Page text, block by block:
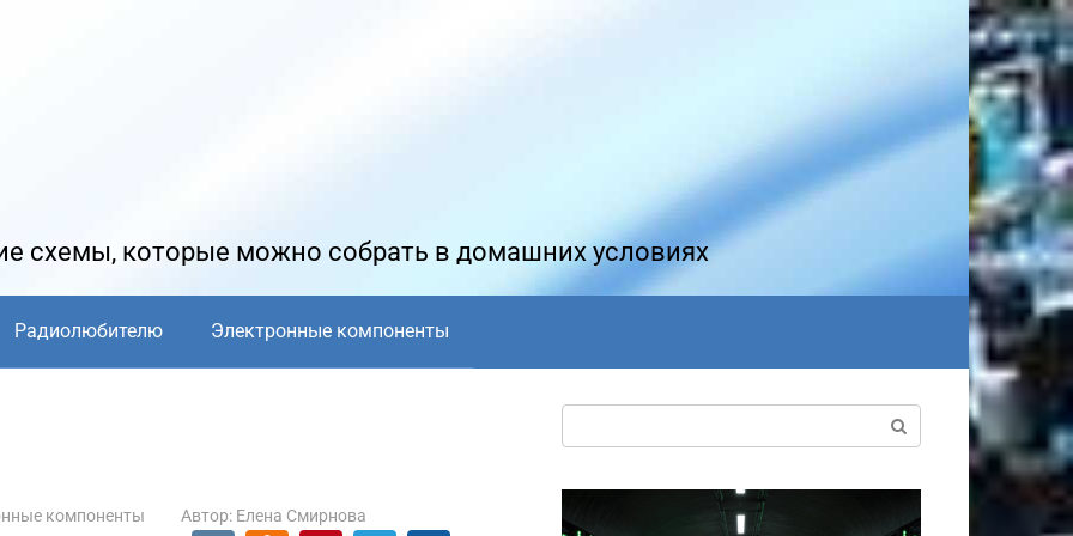
схемы, которые можно собрать в домашних условиях
Радиолюбителю Электронные компоненты
компоненты Автор: Елена Смирнова